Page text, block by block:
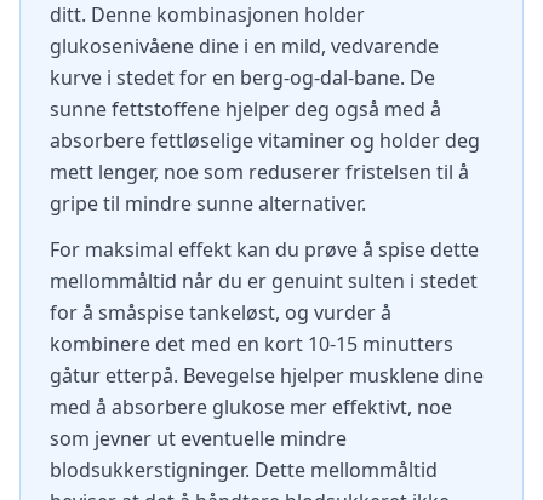
ditt. Denne kombinasjonen holder
glukosenivåene dine i en mild, vedvarende
kurve i stedet for en berg-og-dal-bane. De
sunne fettstoffene hjelper deg også med å
absorbere fettløselige vitaminer og holder deg
mett lenger, noe som reduserer fristelsen til å
gripe til mindre sunne alternativer.
For maksimal effekt kan du prøve å spise dette
mellommåltid når du er genuint sulten i stedet
for å småspise tankeløst, og vurder å
kombinere det med en kort 10-15 minutters
gåtur etterpå. Bevegelse hjelper musklene dine
med å absorbere glukose mer effektivt, noe
som jevner ut eventuelle mindre
blodsukkerstigninger. Dette mellommåltid